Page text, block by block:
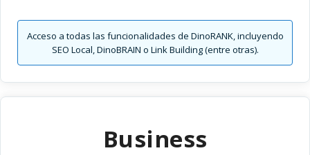
Acceso a todas las funcionalidades de DinoRANK, incluyendo
SEO Local, DinoBRAIN o Link Building (entre otras).
Business